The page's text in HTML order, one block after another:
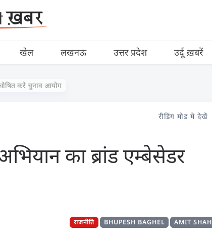
खेल लखनऊ उत्तर प्रदेश उर्दू ख़बरें
करे चुनाव आयोग
रीडिंग मोड में देखें
का ब्रांड एम्बेसेडर
AMIT SHAH
BHUPESH BAGHEL
राजनीति